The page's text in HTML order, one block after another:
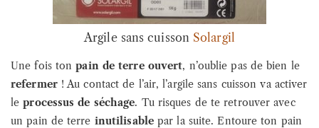
Argile sans cuisson Solargil
Une fois tonpain de terre ouvert, n’oublie pas de bien le
refermer! Au contact de l’air, l’argile sans cuisson va activer
leprocessus de séchage. Tu risques de te retrouver avec
un pain de terre inutilisablepar la suite. Entoure ton pain